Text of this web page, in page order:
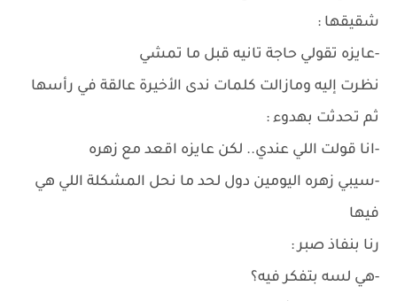
شقيقها :
-عايزه تقولي حاجة تانيه قبل ما تمشي
نظرت إليه ومازالت كلمات ندى الأخيرة عالقة في رأسها
ثم تحدثت بهدوء :
-انا قولت اللي عندي.. لكن عايزه اقعد مع زهره
-سيبي زهره اليومين دول لحد ما نحل المشكلة اللي هي
فيها
رنا بنفاذ صبر :
-هي لسه بتفكر فيه؟